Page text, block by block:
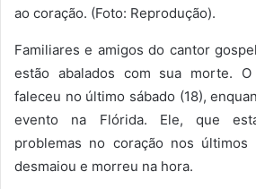
ao coração. (Foto: Reprodução).
Familiares e amigos do cantor
estão abalados com sua morte.
faleceu no último sábado (18),
evento na Flórida. Ele, que
problemas no coração nos últimos
desmaiou e morreu na hora.